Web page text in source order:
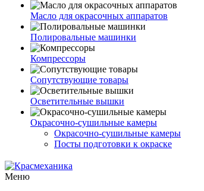
Масло для окрасочных аппаратов
Полировальные машинки
Компрессоры
Сопутствующие товары
Осветительные вышки
Окрасочно-сушильные камеры
Окрасочно-сушильные камеры
Посты подготовки к окраске
Меню